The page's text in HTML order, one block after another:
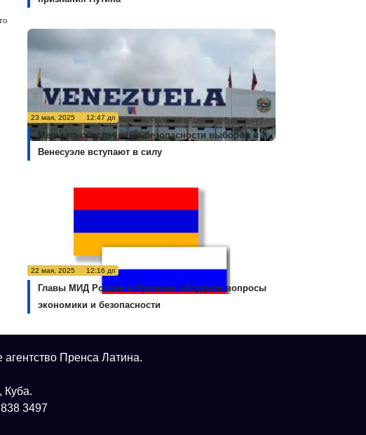
23 мая, 2025 12:47 дп
Меры по обеспечению безопасности выборов в
Венесуэле вступают в силу
22 мая, 2025 12:16 дп
Главы МИД России и Армении обсудили вопросы
экономики и безопасности
Пренса Латина.
Куба.
3497